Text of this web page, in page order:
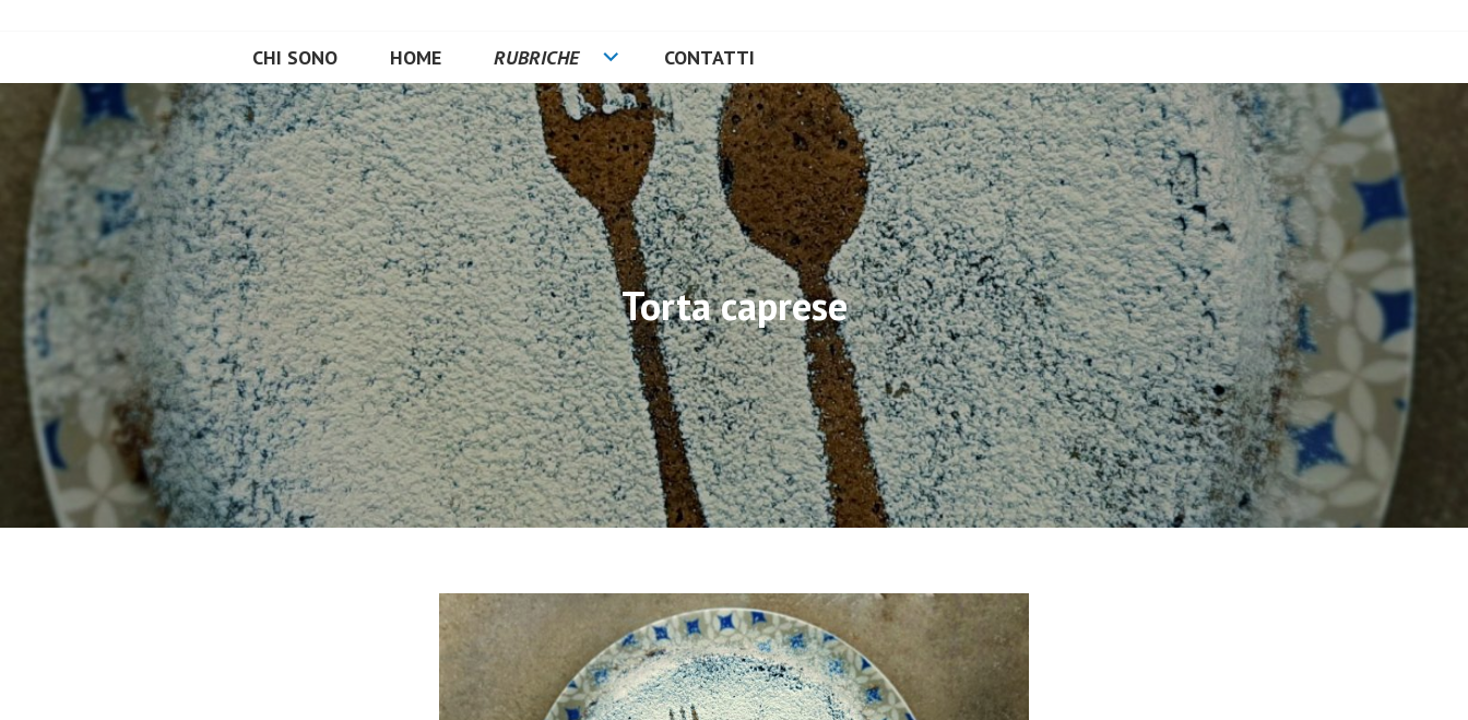
CHI SONO HOME RUBRICHE CONTATTI
Torta caprese